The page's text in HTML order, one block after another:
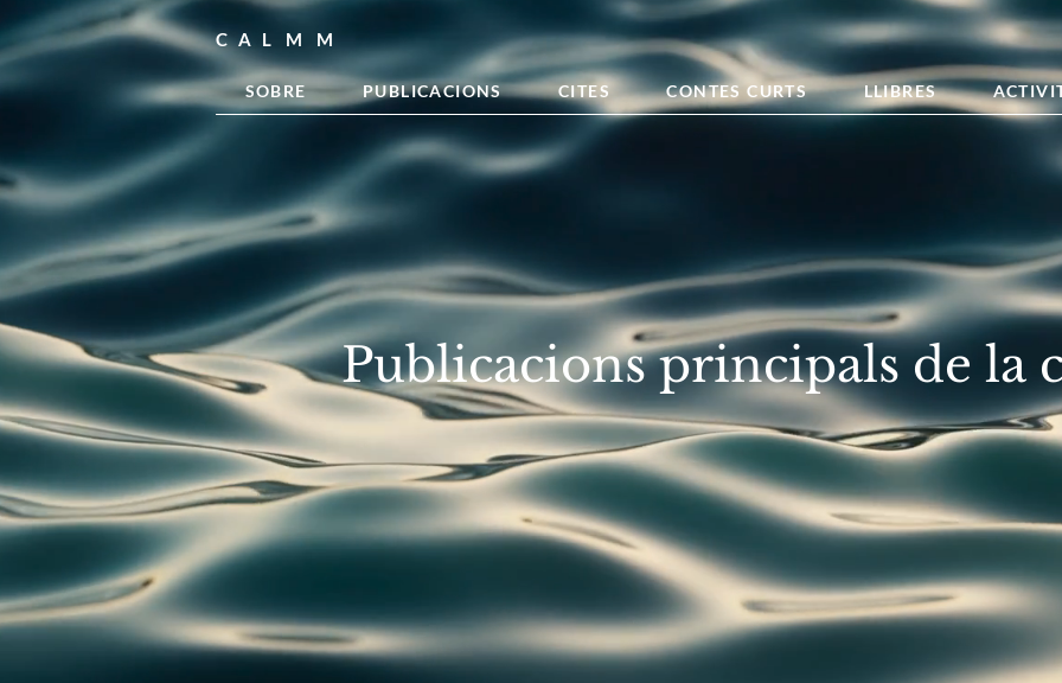
C A L M M
SOBRE PUBLICACIONS CITES CONTES CURTS LLIBRES
Publicacions principals de la